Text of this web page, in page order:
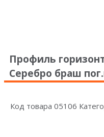
Профиль
Серебро браш
Код товара 05106